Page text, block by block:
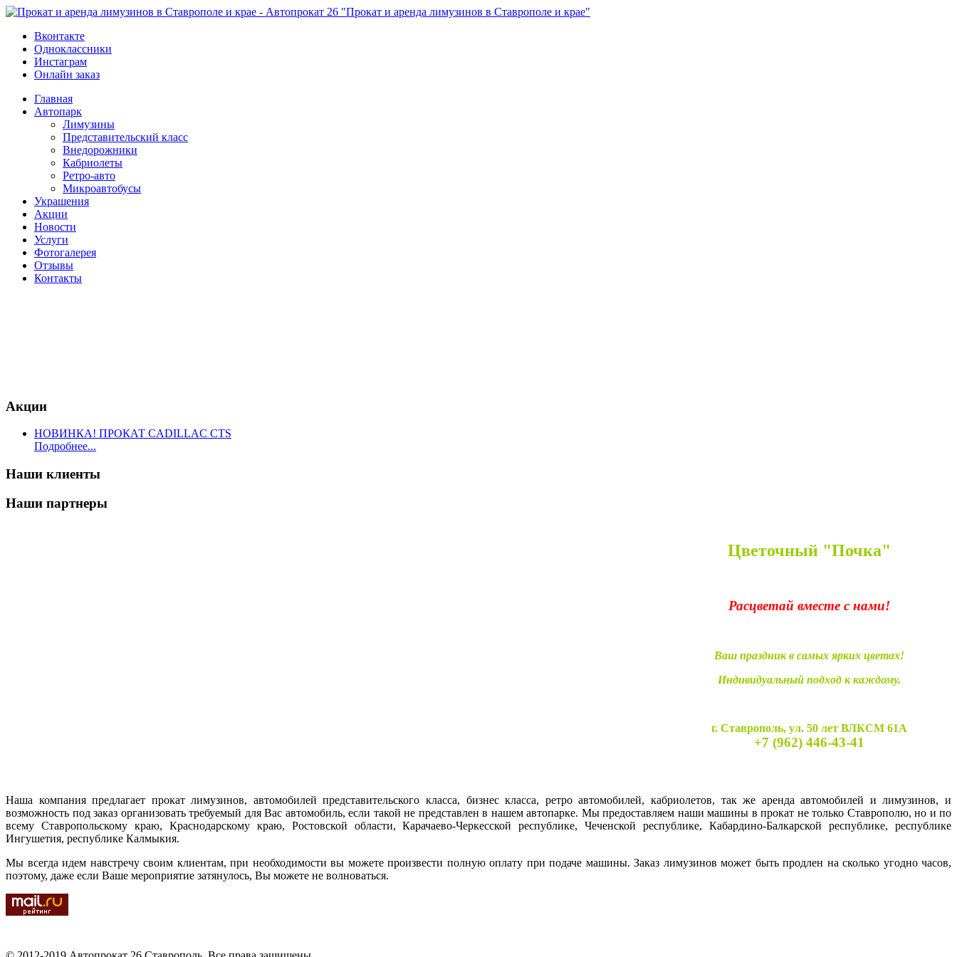
"Прокат и аренда лимузинов в Ставрополе и крае"
Вконтакте
Одноклассники
Инстаграм
Онлайн заказ
Главная
Автопарк
Лимузины
Представительский класс
Внедорожники
Кабриолеты
Ретро-авто
Микроавтобусы
Украшения
Акции
Новости
Услуги
Фотогалерея
Отзывы
­Контакты
Акции
НОВИНКА! ПРОКАТ CADILLAC CTS
Подробнее...
Наши клиенты
Наши партнеры
Цветочный "Почка"
Расцветай вместе с нами!
Ваш праздник в самых ярких цветах!
Индивидуальный подход к каждому.
г. Ставрополь, ул. 50 лет ВЛКСМ 61А
+7 (962) 446-43-41
Наша компания предлагает прокат лимузинов, автомобилей представительского класса, бизнес класса, ретро автомобилей, кабриолетов, так же аренда автомобилей и лимузинов, и
возможность под заказ организовать требуемый для Вас автомобиль, если такой не представлен в нашем автопарке. Мы предоставляем наши машины в прокат не только Ставрополю, но и по
всему Ставропольскому краю, Краснодарскому краю, Ростовской области, Карачаево-Черкесской республике, Чеченской республике, Кабардино-Балкарской республике, республике
Ингушетия, республике Калмыкия.
Мы всегда идем навстречу своим клиентам, при необходимости вы можете произвести полную оплату при подаче машины. Заказ лимузинов может быть продлен на сколько угодно часов,
поэтому, даже если Ваше мероприятие затянулось, Вы можете не волноваться.